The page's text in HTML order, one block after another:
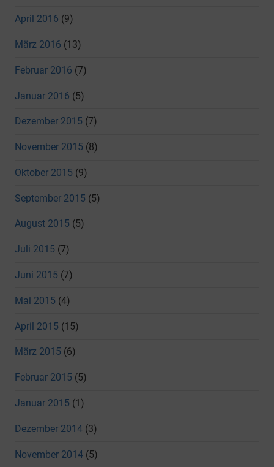
April 2016 (9)
März 2016 (13)
Februar 2016 (7)
Januar 2016 (5)
Dezember 2015 (7)
November 2015 (8)
Oktober 2015 (9)
September 2015 (5)
August 2015 (5)
Juli 2015 (7)
Juni 2015 (7)
Mai 2015 (4)
April 2015 (15)
März 2015 (6)
Februar 2015 (5)
Januar 2015 (1)
Dezember 2014 (3)
November 2014 (5)